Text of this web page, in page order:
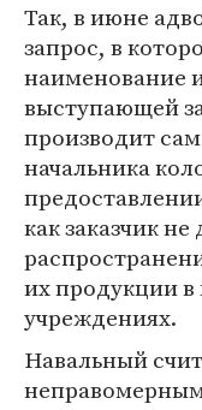
Так, в июне
запрос, в
наименование
выступающей
производит
начальника
как заказчик
их продукции
учреждениях.
Навальный